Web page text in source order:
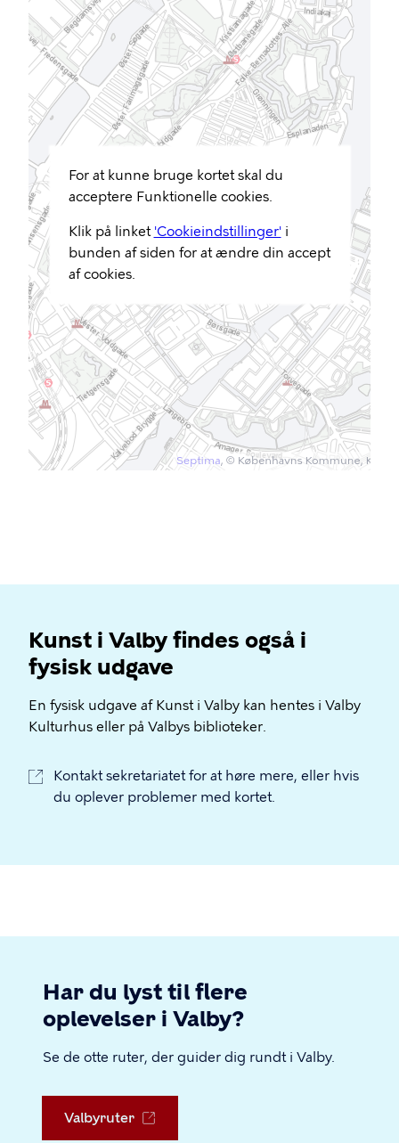
For at kunne bruge kortet skal du
acceptere Funktionelle cookies.
Klik på linket 'Cookieindstillinger'i
bunden af siden for at ændre din accept
af cookies.
Kunst i Valby findes også i
fysisk udgave
En fysisk udgave af Kunst i Valby kan hentes i Valby
Kulturhus eller på Valbys biblioteker.
Kontakt sekretariatet for at høre mere, eller hvis
du oplever problemer med kortet.
Har du lyst til flere
oplevelser i Valby?
Se de otte ruter, der guider dig rundt i Valby.
Valbyruter